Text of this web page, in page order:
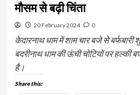
मौसम से बढ़ी चिंता
20 February 2024 0
केदारनाथ धाम में शाम चार बजे से बर्फबारी
बदरीनाथ धाम की ऊंची चोटियों पर हल्की
है।
Share this: